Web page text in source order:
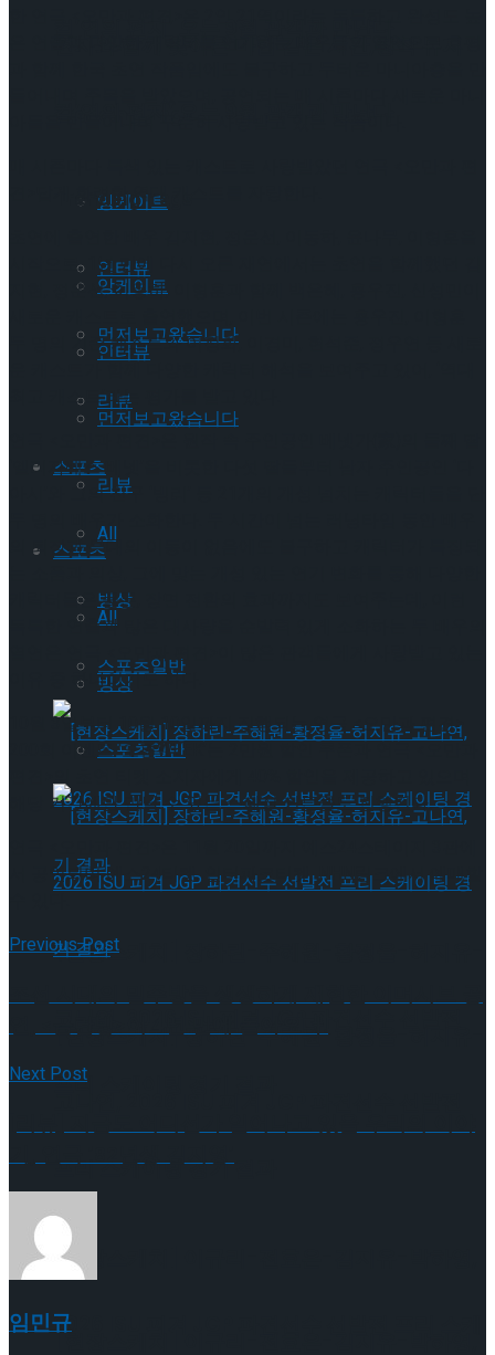
앙케이트
인터뷰
먼저보고왔습니다
리뷰
스포츠
All
빙상
스포츠일반
[현장스케치] 장하린-주혜원-황정율-허지유-
프리 스케이팅 경기 결과
[현장스케치] 이규리-전효은-김지유-박하영,
2026 ISU 피겨 JGP 파견선수 선발전 프리 스케
Trending Tags
앙케이트
인터뷰
먼저보고왔습니다
리뷰
스포츠
All
빙상
스포츠일반
[현장스케치] 장하린-주혜원-황정율-허지유-
프리 스케이팅 경기 결과
[현장스케치] 이규리-전효은-김지유-박하영,
견>답게 화려한 역대 캐스트를 자랑한다.
시작으로, 1년 만에 다시 오른 재연에서는 초연을 함께했던 김
지현, 정운선, 이동하, 이형훈과 함께 백은혜, 홍우진, 신성민이
두 명의 기존 캐스트와 이정화, 이경미, 현석준, 정우연 등 새로
운 캐스트가 함께 다양한 캐릭터 해석을 보여주고 있어, ‘역대
최고 캐스트’라는 평가를 받고 있다.
‘엘리자베스 베넷’을 비롯한 다섯 딸들부터 남자 주인공인 ‘다
아시’와 그의 친구 ‘빙리’ 등 21개의 개성 넘치는 캐릭터들을 단
두 명의 배우가 소화한다. 두 시간이 넘는 러닝타임 동안 배우
의 퇴장과 무대의 이동이 없음에도 불구하고 캐릭터가 특징되
캐릭터들은 물론, 장면 전환의 효과까지도 보여주는데, 이런
독특한 연출과 많은 대사량을 순발력 있게 소화하는 두 배우의
열연은 연극 <오만과 편견>이 많은 관객들에게 사랑받고 있는
이유 중 하나이기도 하다.
10월 3일부터 10월 10일까지 진행되는 연극 <오만과 편견>
200회 이벤트 ‘오편WEEK’는 2만원 할인 쿠폰과 연극 <오만과
편견>의 초연 티켓 소지자에게 40% 할인을 제공하고 있으며
해당 기간에만 만날 수 있는 스페셜 커튼콜도 진행된다.
서 공연되며 예스24티켓, 인터파크티켓, NHN링크에서 예매할
Previous Post
Next Post
[리뷰] 지금도 어디선가 일어나고 있을 우리의 이야
기, 연극 ’82년생 김지영’
임민규